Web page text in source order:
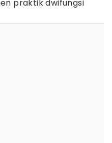
praktik dwifungsi